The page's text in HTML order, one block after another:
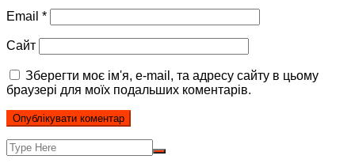
Email *
Сайт
Зберегти моє ім'я, e-mail, та адресу сайту в цьому
браузері для моїх подальших коментарів.